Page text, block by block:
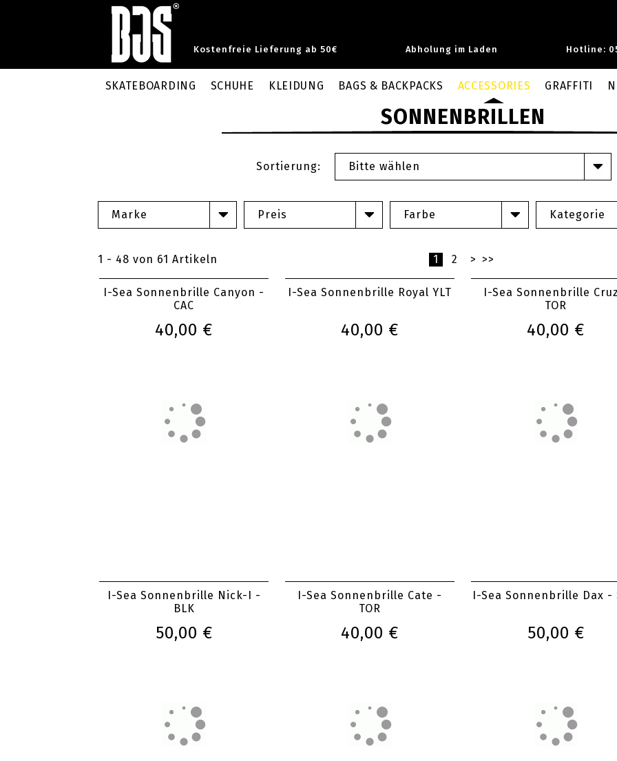
Kostenfreie Lieferung ab 50€ Abholung im Laden Hotline:
SKATEBOARDING SCHUHE KLEIDUNG BAGS & BACKPACKS ACCESSORIES GRAFFITI
SONNENBRILLEN
Sortierung: Bitte wählen
Marke Preis Farbe Kategorie
1 - 48 von 61 Artikeln 1 2 > >>
I-Sea Sonnenbrille Canyon -
CAC
40,00 €
I-Sea Sonnenbrille Royal YLT
40,00 €
I-Sea Sonnenbrille
TOR
40,00 €
I-Sea Sonnenbrille Nick-I -
BLK
50,00 €
I-Sea Sonnenbrille Cate -
TOR
40,00 €
I-Sea Sonnenbrille Dax -
50,00 €